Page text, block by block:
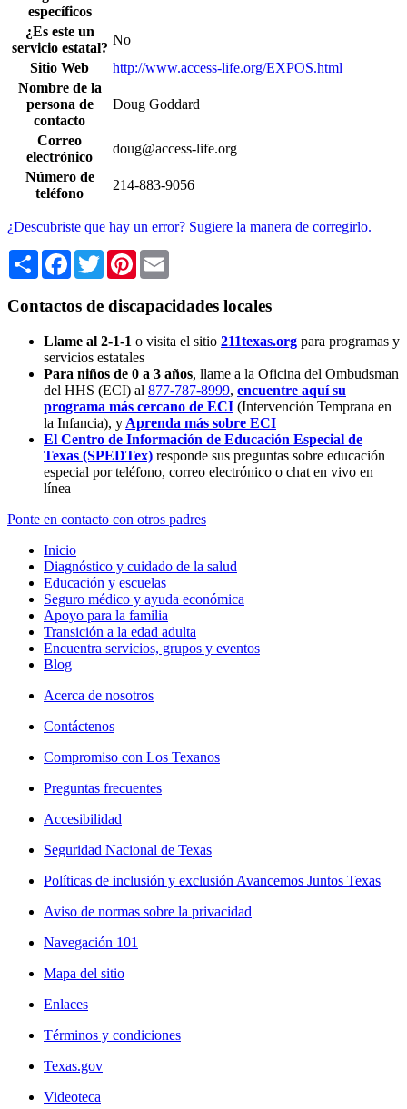
específicos
¿Es este un
servicio estatal?
No
Sitio Web
http://www.access-life.org/EXPOS.html
Nombre de la
persona de
contacto
Doug Goddard
Correo
electrónico
doug@access-life.org
Número de
teléfono
214-883-9056
¿Descubriste que hay un error? Sugiere la manera de corregirlo.
Share Facebook
TwitterPinterest
Contactos de discapacidades locales
Llame al 2-1-1 o visita el sitio 211texas.org para programas y
servicios estatales
Para niños de 0 a 3 años, llame a la Oficina del Ombudsman
del HHS (ECI) al 877-787-8999, encuentre aquí su
programa más cercano de ECI (Intervención Temprana en
la Infancia), y Aprenda más sobre ECI
El Centro de Información de Educación Especial de
Texas (SPEDTex) responde sus preguntas sobre educación
especial por teléfono, correo electrónico o chat en vivo en
línea
Ponte en contacto con otros padres
Inicio
Diagnóstico y cuidado de la salud
Educación y escuelas
Seguro médico y ayuda económica
Apoyo para la familia
Transición a la edad adulta
Encuentra servicios, grupos y eventos
Blog
Acerca de nosotros
Contáctenos
Compromiso con Los Texanos
Preguntas frecuentes
Accesibilidad
Seguridad Nacional de Texas
Políticas de inclusión y exclusión Avancemos Juntos Texas
Aviso de normas sobre la privacidad
Navegación 101
Mapa del sitio
Enlaces
Términos y condiciones
Texas.gov
Videoteca